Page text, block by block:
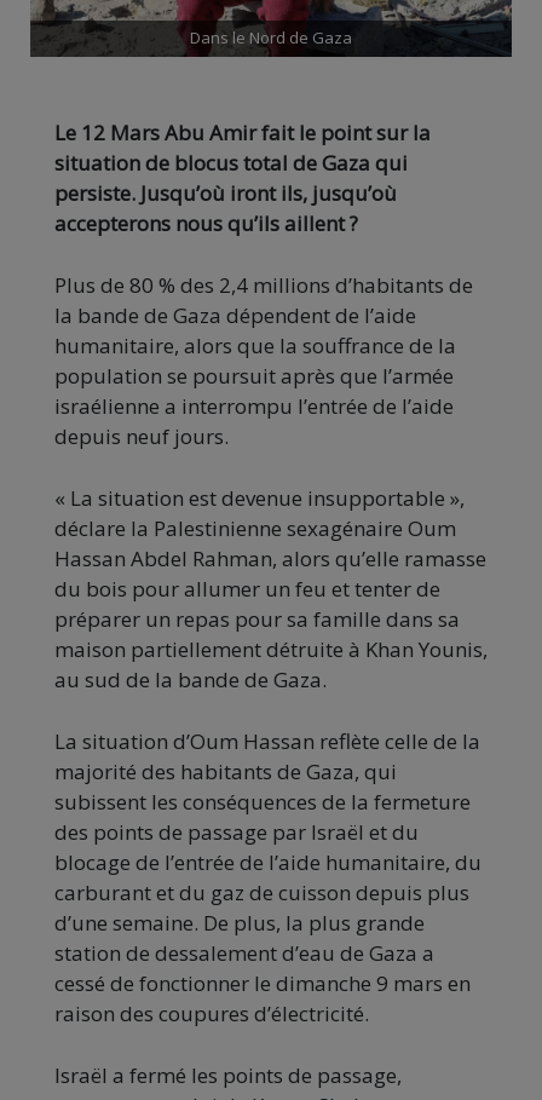
Dans le Nord de Gaza
Le 12 Mars Abu Amir fait le point sur la
situation de blocus total de Gaza qui
persiste. Jusqu’où iront ils, jusqu’où
accepterons nous qu’ils aillent ?
Plus de 80 % des 2,4 millions d’habitants de
la bande de Gaza dépendent de l’aide
humanitaire, alors que la souffrance de la
population se poursuit après que l’armée
israélienne a interrompu l’entrée de l’aide
depuis neuf jours.
« La situation est devenue insupportable »,
déclare la Palestinienne sexagénaire Oum
Hassan Abdel Rahman, alors qu’elle ramasse
du bois pour allumer un feu et tenter de
préparer un repas pour sa famille dans sa
maison partiellement détruite à Khan Younis,
au sud de la bande de Gaza.
La situation d’Oum Hassan reflète celle de la
majorité des habitants de Gaza, qui
subissent les conséquences de la fermeture
des points de passage par Israël et du
blocage de l’entrée de l’aide humanitaire, du
carburant et du gaz de cuisson depuis plus
d’une semaine. De plus, la plus grande
station de dessalement d’eau de Gaza a
cessé de fonctionner le dimanche 9 mars en
raison des coupures d’électricité.
Israël a fermé les points de passage,